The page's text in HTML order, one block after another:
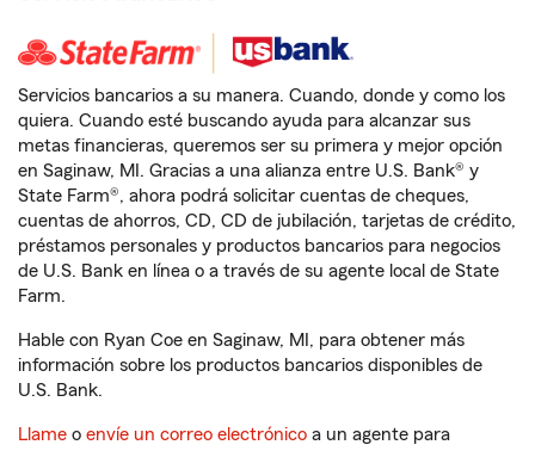
Servicios bancarios a su manera. Cuando, donde y como los
quiera. Cuando esté buscando ayuda para alcanzar sus
metas financieras, queremos ser su primera y mejor opción
en Saginaw, MI. Gracias a una alianza entre U.S. Bank® y
State Farm®, ahora podrá solicitar cuentas de cheques,
cuentas de ahorros, CD, CD de jubilación, tarjetas de crédito,
préstamos personales y productos bancarios para negocios
de U.S. Bank en línea o a través de su agente local de State
Farm.
Hable con Ryan Coe en Saginaw, MI, para obtener más
información sobre los productos bancarios disponibles de
U.S. Bank.
Llame o envíe un correo electrónico a un agente para